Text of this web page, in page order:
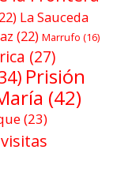
La Sauceda
(22) Marrufo (16)
(27)
Prisión
(42)
(23)
visitas